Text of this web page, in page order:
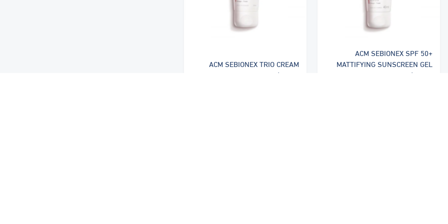
ACM SEBIONEX SPF 50+
MATTIFYING SUNSCREEN GEL
ACM SEBIONEX TRIO CREAM